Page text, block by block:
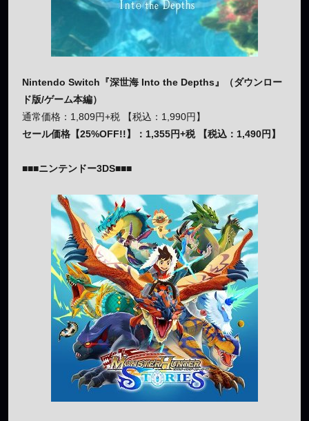
Nintendo Switch『深世海 Into the Depths』（ダウンロー
ド版/ゲーム本編）
通常価格：1,809円+税 【税込：1,990円】
セール価格【25%OFF!!】：1,355円+税 【税込：1,490円】
■■■ニンテンドー3DS■■■